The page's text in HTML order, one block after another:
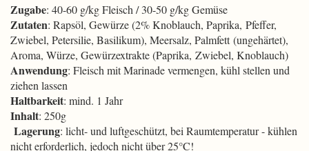
Zugabe: 40-60 g/kg Fleisch / 30-50 g/kg Gemüse
Zutaten: Rapsöl, Gewürze (2% Knoblauch, Paprika, Pfeffer,
Zwiebel, Petersilie, Basilikum), Meersalz, Palmfett (ungehärtet),
Aroma, Würze, Gewürzextrakte (Paprika, Zwiebel, Knoblauch)
Anwendung: Fleisch mit Marinade vermengen, kühl stellen und
ziehen lassen
Haltbarkeit: mind. 1 Jahr
Inhalt: 250g
Lagerung: licht- und luftgeschützt, bei Raumtemperatur - kühlen
nicht erforderlich, jedoch nicht über 25°C!